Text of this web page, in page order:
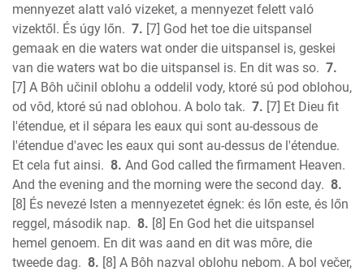
Titus
Philemon
Hebrews
James
1 Peter
2 Peter
1 John
2 John
3 John
Jude
Revelation
mennyezet alatt való vizeket, a mennyezet felett való
vizektől. És úgy lőn. 7. [7] God het toe die uitspansel
gemaak en die waters wat onder die uitspansel is, geskei
van die waters wat bo die uitspansel is. En dit was so. 7.
[7] A Bôh učinil oblohu a oddelil vody, ktoré sú pod oblohou,
od vôd, ktoré sú nad oblohou. A bolo tak. 7. [7] Et Dieu fit
l'étendue, et il sépara les eaux qui sont au-dessous de
l'étendue d'avec les eaux qui sont au-dessus de l'étendue.
Et cela fut ainsi. 8. And God called the firmament Heaven.
And the evening and the morning were the second day. 8.
[8] És nevezé Isten a mennyezetet égnek: és lőn este, és lőn
reggel, második nap. 8. [8] En God het die uitspansel
hemel genoem. En dit was aand en dit was môre, die
tweede dag. 8. [8] A Bôh nazval oblohu nebom. A bol večer,